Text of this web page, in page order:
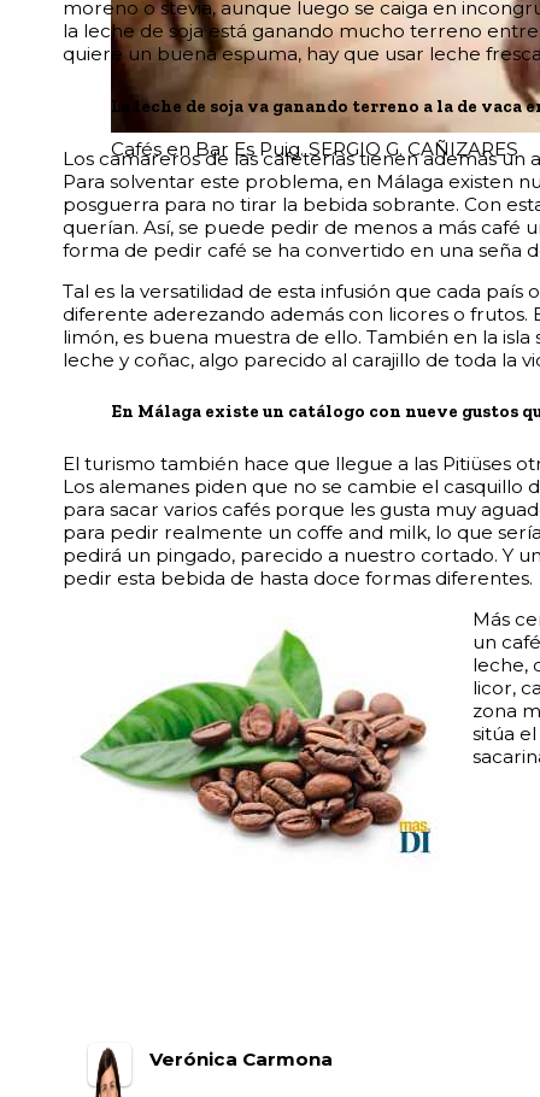
Cafés en Bar Es Puig. SERGIO G. CAÑIZARES
moreno o stevia, aunque luego se caiga en
la leche de soja está ganando mucho terreno
quiere un buena espuma, hay que usar leche
La leche de soja va ganando terreno a la de
Los camareros de las cafeterías tienen además
Para solventar este problema, en Málaga existen
posguerra para no tirar la bebida sobrante. Con
querían. Así, se puede pedir de menos a más café
forma de pedir café se ha convertido en una seña
Tal es la versatilidad de esta infusión que cada
diferente aderezando además con licores o frutos.
limón, es buena muestra de ello. También en la
leche y coñac, algo parecido al carajillo de toda la
En Málaga existe un catálogo con nueve gustos
El turismo también hace que llegue a las Pitiüses
Los alemanes piden que no se cambie el casquillo
para sacar varios cafés porque les gusta muy
para pedir realmente un coffe and milk, lo que
pedirá un pingado, parecido a nuestro cortado. Y
pedir esta bebida de hasta doce formas diferentes.
Más
un
leche,
licor,
zona
sitúa
Verónica Carmona